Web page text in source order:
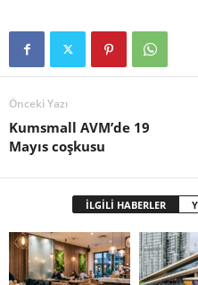
Önceki Yazı
Kumsmall AVM’de 19
Mayıs coşkusu
İLGİLİ HABERLER